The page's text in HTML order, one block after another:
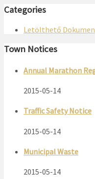
Categories
Letölthető
Town Notices
Annual Marathon
2015-05-14
Traffic Safety Notice
2015-05-14
Municipal Waste
2015-05-14